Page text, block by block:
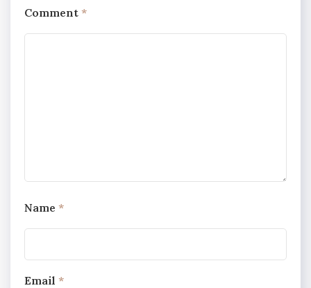
Comment *
Name *
Email *